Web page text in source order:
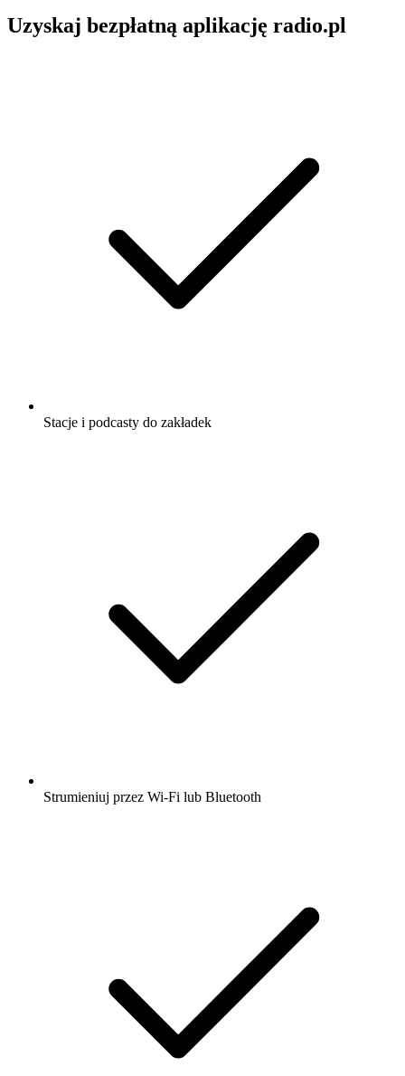
Uzyskaj bezpłatną aplikację radio.pl
Stacje i podcasty do zakładek
Strumieniuj przez Wi-Fi lub Bluetooth